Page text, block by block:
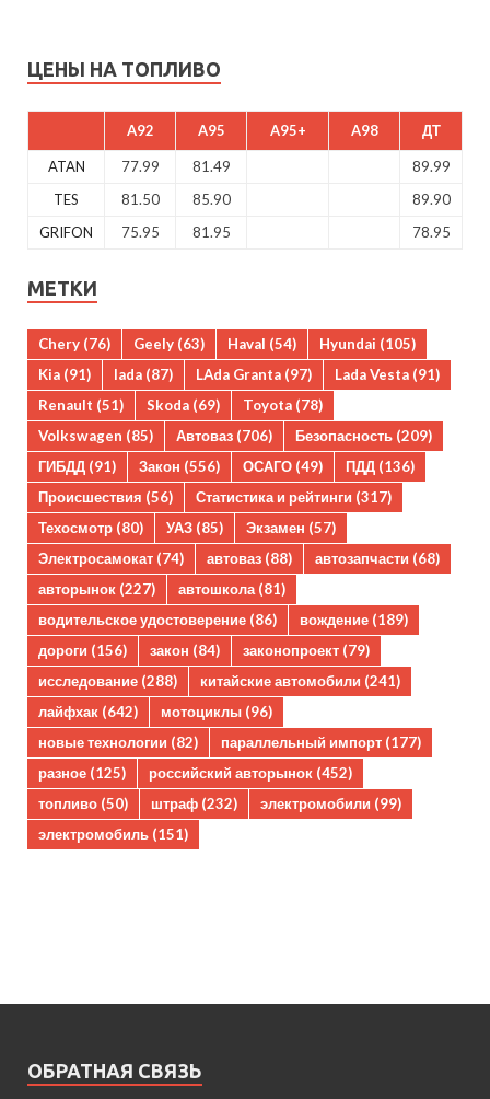
ЦЕНЫ НА ТОПЛИВО
A92 A95 A95+ A98 ДТ
ATAN 77.99 81.49
89.99
TES
81.50 85.90
89.90
GRIFON
75.95 81.95 78.95
МЕТКИ
Chery (76) Geely (63) Haval (54) Hyundai (105)
Kia (91) lada (87) LAda Granta (97) Lada Vesta (91)
Renault (51) Skoda (69) Toyota (78)
Volkswagen (85) Автоваз (706) Безопасность (209)
ГИБДД (91) Закон (556) ОСАГО (49) ПДД (136)
Происшествия (56) Статистика и рейтинги (317)
Техосмотр (80) УАЗ (85) Экзамен (57)
Электросамокат (74) автоваз (88) автозапчасти (68)
авторынок (227) автошкола(81)
водительское удостоверение (86) вождение (189)
дороги (156) закон (84) законопроект (79)
исследование (288) китайские автомобили (241)
лайфхак (642) мотоциклы (96)
новые технологии (82) параллельный импорт (177)
разное (125) российский авторынок (452)
топливо (50) штраф (232) электромобили (99)
электромобиль (151)
ОБРАТНАЯ СВЯЗЬ